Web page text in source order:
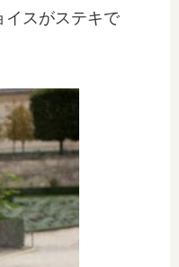
イスがステキで